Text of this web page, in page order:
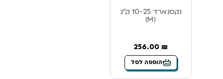
נקסגארד 10-25 ק”ג
(M)
256.00 ₪
הוספה לסל